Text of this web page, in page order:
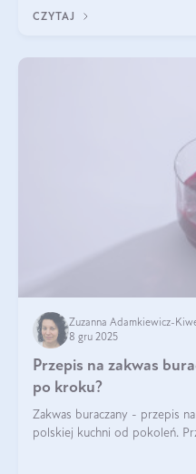
CZYTAJ
Zuzanna Adamkiewicz-
8 gru 2025
Przepis na zakwas
po kroku?
Zakwas buraczany - przepis
polskiej kuchni od pokoleń.